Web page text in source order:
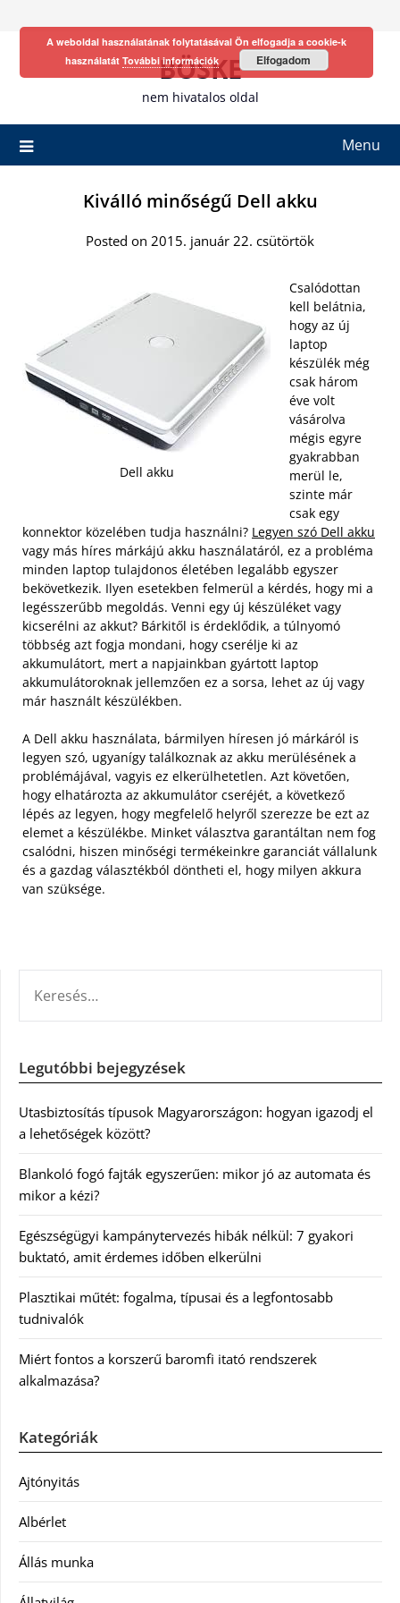
BÖSKE
nem hivatalos oldal
Menu
Kiválló minőségű Dell akku
Posted on 2015. január 22. csütörtök
Dell akku
Csalódottan
kell belátnia,
hogy az új
laptop
készülék még
csak három
éve volt
vásárolva
mégis egyre
gyakrabban
merül le,
szinte már
csak egy
konnektor közelében tudja használni? Legyen szó Dell akku
vagy más híres márkájú akku használatáról, ez a probléma
minden laptop tulajdonos életében legalább egyszer
bekövetkezik. Ilyen esetekben felmerül a kérdés, hogy mi a
legésszerűbb megoldás. Venni egy új készüléket vagy
kicserélni az akkut? Bárkitől is érdeklődik, a túlnyomó
többség azt fogja mondani, hogy cserélje ki az
akkumulátort, mert a napjainkban gyártott laptop
akkumulátoroknak jellemzően ez a sorsa, lehet az új vagy
már használt készülékben.
A Dell akku használata, bármilyen híresen jó márkáról is
legyen szó, ugyanígy találkoznak az akku merülésének a
problémájával, vagyis ez elkerülhetetlen. Azt követően,
hogy elhatározta az akkumulátor cseréjét, a következő
lépés az legyen, hogy megfelelő helyről szerezze be ezt az
elemet a készülékbe. Minket választva garantáltan nem fog
csalódni, hiszen minőségi termékeinkre garanciát vállalunk
és a gazdag választékból döntheti el, hogy milyen akkura
van szüksége.
Legutóbbi bejegyzések
Utasbiztosítás típusok Magyarországon: hogyan igazodj el
a lehetőségek között?
Blankoló fogó fajták egyszerűen: mikor jó az automata és
mikor a kézi?
Egészségügyi kampánytervezés hibák nélkül: 7 gyakori
buktató, amit érdemes időben elkerülni
Plasztikai műtét: fogalma, típusai és a legfontosabb
tudnivalók
Miért fontos a korszerű baromfi itató rendszerek
alkalmazása?
Kategóriák
Ajtónyitás
Albérlet
Állás munka
A weboldal használatának folytatásával Ön elfogadja a cookie-k
használatát További információk Elfogadom